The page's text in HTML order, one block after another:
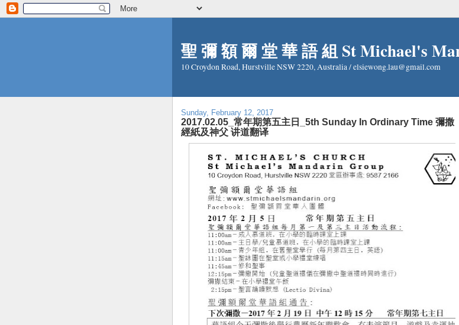
聖 彌 額 爾 堂 華 語 組 St Michael's
10 Croydon Road, Hurstville NSW 2220, Australia / elsiewong.lau@gmail.com
Sunday, February 12, 2017
2017.02.05_常年期第五主日_5th Sunday In Ordinary Time 彌撒
經紙及神父 讲道翻译